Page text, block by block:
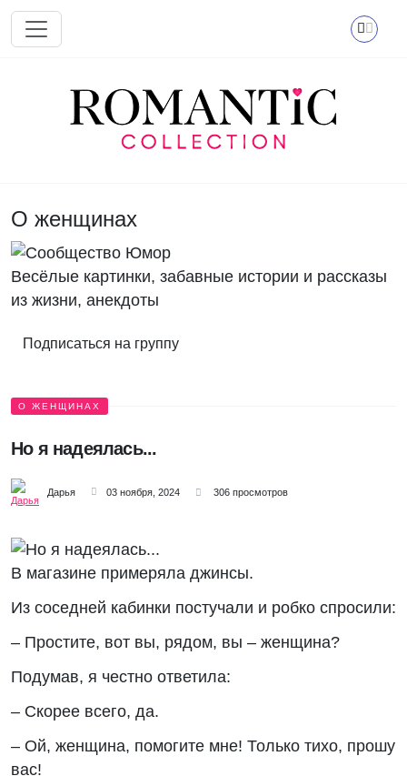
Перейти к основному содержанию
О женщинах
Весёлые картинки, забавные истории и рассказы
из жизни, анекдоты
Подписаться на группу
О ЖЕНЩИНАХ
Но я надеялась...
Дарья 03 ноября, 2024 306 просмотров
В магазине примеряла джинсы.
Из соседней кабинки постучали и робко спросили:
– Простите, вот вы, рядом, вы – женщина?
Подумав, я честно ответила:
– Скорее всего, да.
– Ой, женщина, помогите мне! Только тихо, прошу
вас!